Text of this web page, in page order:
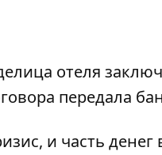
отеля
передала
и часть